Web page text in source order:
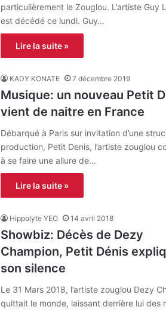
particulièrement le Zouglou. L’artiste Guy
est décédé ce lundi. Guy…
Lire la suite »
KADY KONATE 7 décembre 2019
Musique: un nouveau Petit
vient de naitre en France
Débarqué à Paris sur invitation d’une
production, Petit Denis, l’artiste zouglou
à se faire une allure de…
Lire la suite »
Hippolyte YEO 14 avril 2018
Showbiz: Décès de Dezy
Champion, Petit Dénis
son silence
Le 31 Mars 2018, l’artiste zouglou Dezy
quittait le monde, laissant derrière lui des